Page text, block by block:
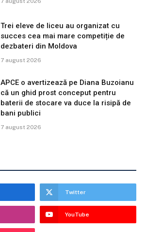
Trei eleve de liceu au organizat cu
succes cea mai mare competiție de
dezbateri din Moldova
7 august 2026
APCE o avertizează pe Diana Buzoianu
că un ghid prost conceput pentru
baterii de stocare va duce la risipă de
bani publici
7 august 2026
Twitter
YouTube